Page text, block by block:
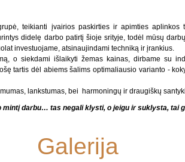
teikianti įvairios paskirties ir apimties
didelę darbo patirtį šioje srityje, todėl mūsų
investuojame, atsinaujindami techniką ir įrankius.
o siekdami išlaikyti žemas kainas, dirbame su
tartis dėl abiems šalims optimaliausio varianto -
lankstumas, bei harmoningų ir draugiškų
darbu… tas negali klysti, o jeigu ir suklysta, tai
Galerija